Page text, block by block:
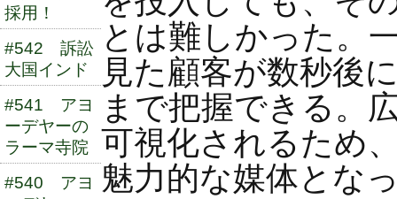
採用！
#542 訴訟
大国インド
#541 アヨ
ーデヤーの
ラーマ寺院
#540 アヨ
とは難しかった。
見た顧客が数秒後
まで把握できる。
可視化されるため
魅力的な媒体とな